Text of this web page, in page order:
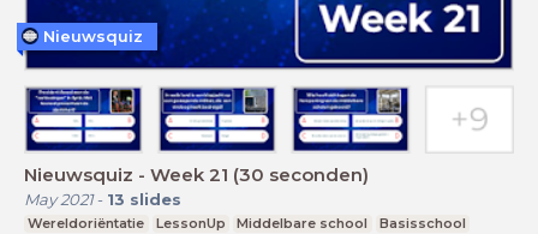
Nieuwsquiz - Week 21 (30 seconden)
May 2021- 13 slides
Wereldoriëntatie LessonUp Middelbare school
Basisschool
Nieuwsquiz